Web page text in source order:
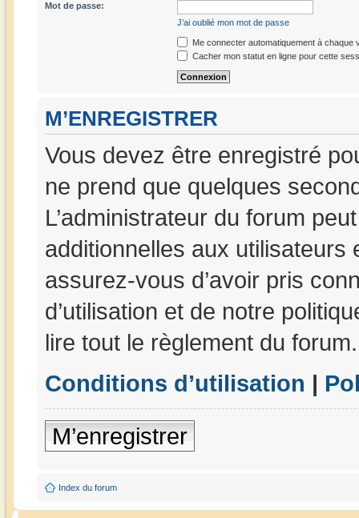
Mot de passe:
J’ai oublié mon mot de passe
Me connecter automatiquement à chaque
Cacher mon statut en ligne pour cette
M’ENREGISTRER
Vous devez être enregistré
ne prend que quelques
L’administrateur du forum
additionnelles aux utilisateurs
assurez-vous d’avoir pris
d’utilisation et de notre
lire tout le règlement du forum.
Conditions d’utilisation |
M’enregistrer
Index du forum